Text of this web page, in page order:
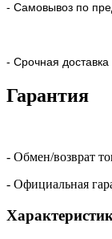
- Самовывоз по
- Срочная
Гарантия
- Обмен/возврат
- Официальная